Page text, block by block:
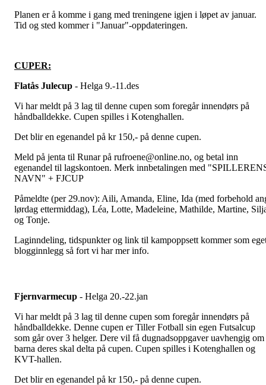
Planen er å komme i gang med treningene igjen i løpet av januar.
Tid og sted kommer i "Januar"-oppdateringen.
CUPER:
Flatås Julecup - Helga 9.-11.des
Vi har meldt på 3 lag til denne cupen som foregår innendørs på
håndballdekke. Cupen spilles i Kotenghallen.
Det blir en egenandel på kr 150,- på denne cupen.
Meld på jenta til Runar på rufroene@online.no, og betal inn
egenandel til lagskontoen. Merk innbetalingen med
NAVN" + FJCUP
Påmeldte (per 29.nov): Aili, Amanda, Eline, Ida (med forbehold
lørdag ettermiddag), Léa, Lotte, Madeleine, Mathilde, Martine,
og Tonje.
Laginndeling, tidspunkter og link til kampoppsett kommer som
blogginnlegg så fort vi har mer info.
Fjernvarmecup - Helga 20.-22.jan
Vi har meldt på 3 lag til denne cupen som foregår innendørs på
håndballdekke. Denne cupen er Tiller Fotball sin egen Futsalcup
som går over 3 helger. Dere vil få dugnadsoppgaver uavhengig om
barna deres skal delta på cupen. Cupen spilles i Kotenghallen og
KVT-hallen.
Det blir en egenandel på kr 150,- på denne cupen.